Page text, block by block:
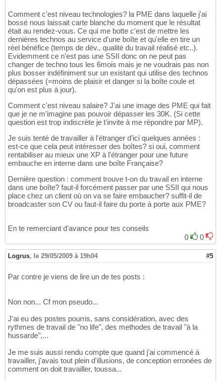
Comment c'est niveau technologies? la PME dans laquelle j'ai
bossé nous laissait carte blanche du moment que le résultat
était au rendez-vous. Ce qui me botte c'est de mettre les
dernières technos au service d'une boîte et qu'elle en tire un
réel bénéfice (temps de dév., qualité du travail réalisé etc..).
Evidemment ce n'est pas une SSII donc on ne peut pas
changer de techno tous les 6mois mais je ne voudrais pas non
plus bosser indéfiniment sur un existant qui utilise des technos
dépassées (=moins de plaisir et danger si la boîte coule et
qu'on est plus à jour).
Comment c'est niveau salaire? J'ai une image des PME qui fait
que je ne m'imagine pas pouvoir dépasser les 30K. (Si cette
question est trop indiscrète je t'invite à me répondre par MP).
Je suis tenté de travailler à l'étranger d'ici quelques années :
est-ce que cela peut intéresser des boîtes? si oui, comment
rentabiliser au mieux une XP à l'étranger pour une future
embauche en interne dans une boîte Française?
Dernière question : comment trouve t-on du travail en interne
dans une boîte? faut-il forcément passer par une SSII qui nous
place chez un client où on va se faire embaucher? suffit-il de
broadcaster son CV ou faut-il faire du porte à porte aux PME?
En te remerciant d'avance pour tes conseils
0
0
Logrus, le 29/05/2009 à 19h04 #5
Par contre je viens de lire un de tes posts :
Non non... Cf mon pseudo...
J'ai eu des postes pourris, sans considération, avec des
rythmes de travail de "no life", des methodes de travail "à la
hussarde",...
Je me suis aussi rendu compte que quand j'ai commencé à
travailler, j'avais tout plein d'illusions, de conception erronées de
comment on doit travailler, toussa...